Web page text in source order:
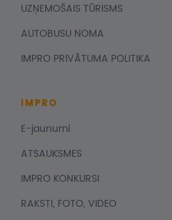
UZŅEMOŠAIS TŪRISMS
AUTOBUSU NOMA
IMPRO PRIVĀTUMA POLITIKA
IMPRO
E-jaunumi
ATSAUKSMES
IMPRO KONKURSI
RAKSTI, FOTO, VIDEO